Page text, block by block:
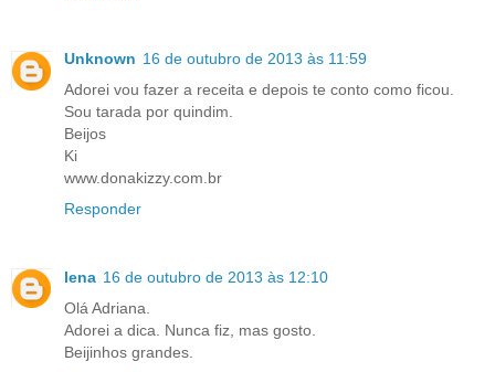
Unknown 16 de outubro de 2013 às 11:59
Adorei vou fazer a receita e depois te conto como ficou.
Sou tarada por quindim.
Beijos
Ki
www.donakizzy.com.br
Responder
lena 16 de outubro de 2013 às 12:10
Olá Adriana.
Adorei a dica. Nunca fiz, mas gosto.
Beijinhos grandes.